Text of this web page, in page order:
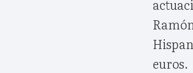
euros.